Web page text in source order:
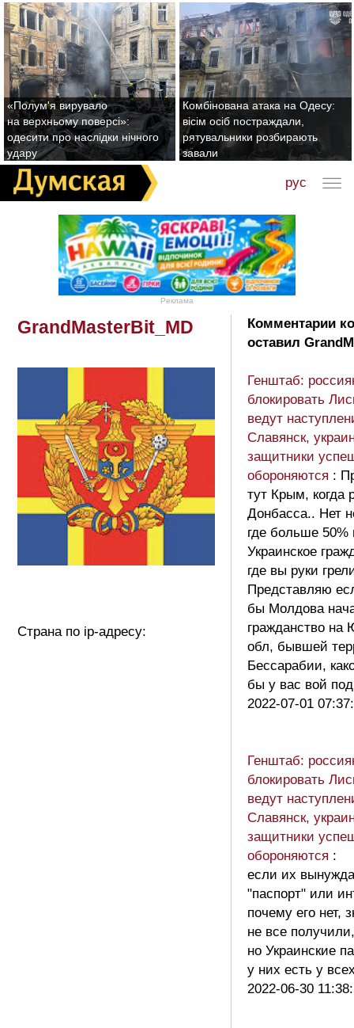
«Полум'я вирувало
на верхньому поверсі»:
одесити про наслідки нічного
удару
Комбінована атака на Одесу:
вісім осіб постраждали,
рятувальники розбирають
завали
рус
Реклама
GrandMasterBit_MD
Страна по ip-адресу:
Комментарии
оставил
Генштаб:
блокировать
ведут
Славянск,
защитники
обороняются :
тут Крым, когда
Донбасса.. Нет
где больше
Украинское
где вы руки
Представляю
бы Молдова
гражданство на
обл, бывшей
Бессарабии,
бы у вас вой
2022-07-01
Генштаб:
блокировать
ведут
Славянск,
защитники
обороняются :
если их
"паспорт" или
почему его нет,
не все получили,
но Украинские
у них есть у
2022-06-30